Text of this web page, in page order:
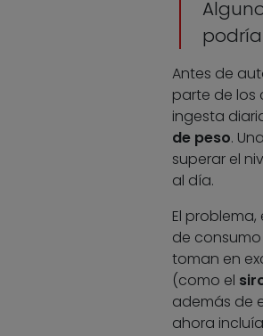
Antes de
parte de los
ingesta
de peso.
superar el
al día.
El
de consumo
toman en
(como el
además de
ahora